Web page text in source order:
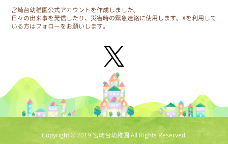
9.個人情報保護に関する相談窓口
個人情報保護に関する相談窓口を、各園に設置し
宮崎台幼稚園公式アカウントを作成しました。
日々の出来事を発信したり、災害時の緊急連絡に使用します。Xを利用して
いる方はフォローをお願いします。
Copyright © 2019 宮崎台幼稚園 All Rights Reserved.